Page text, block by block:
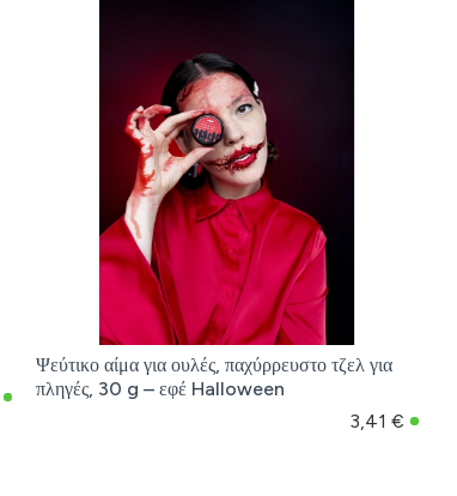
Ψεύτικο αίμα για ουλές, παχύρρευστο τζελ για
πληγές, 30 g – εφέ Halloween
3,41 €